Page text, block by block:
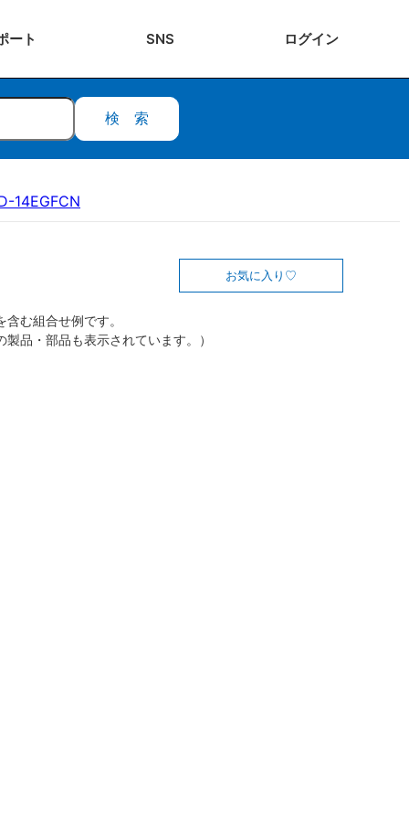
ート SNS ログイン
検索
14EGFCN
お気に入り
む組合せ例です。
製品・部品も表示されています。）